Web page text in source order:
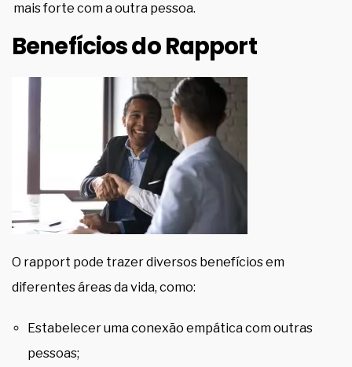
mais forte com a outra pessoa.
Benefícios do Rapport
O rapport pode trazer diversos benefícios em
diferentes áreas da vida, como:
Estabelecer uma conexão empática com outras
pessoas;